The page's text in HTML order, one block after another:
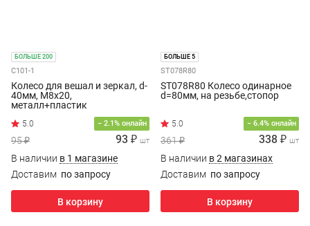
БОЛЬШЕ 200
С101-1
Колесо для вешал и зеркал, d-
40мм, М8х20,
металл+пластик
− 2.1% онлайн
95 ₽ 93 ₽ шт
В наличии в 1 магазине
Доставим по запросу
В корзину
БОЛЬШЕ 5
ST078R80
ST078R80 Колесо одинарное
d=80мм, на резьбе,стопор
− 6.4% онлайн
361 ₽ 338 ₽ шт
В наличии в 2 магазинах
Доставим по запросу
В корзину